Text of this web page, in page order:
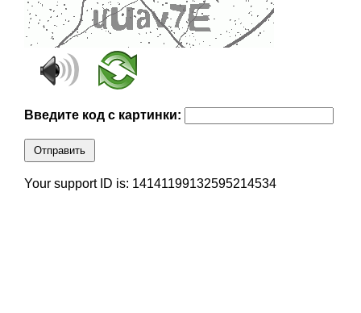
Введите код с картинки:
Отправить
Your support ID is: 14141199132595214534